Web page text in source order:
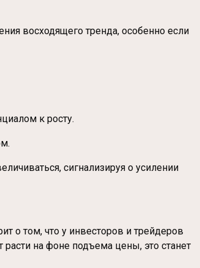
восходящего тренда, особенно если
к росту.
сигнализируя о усилении
о том, что у инвесторов и трейдеров
на фоне подъема цены, это станет